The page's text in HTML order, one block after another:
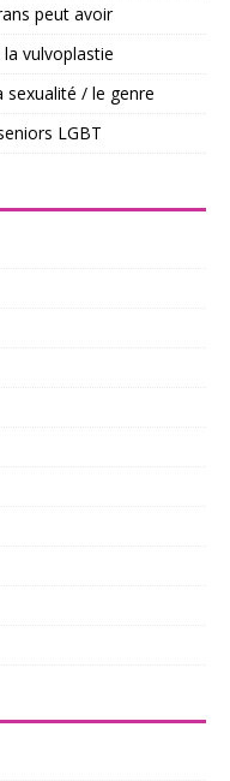
peut avoir
vulvoplastie
/ le genre
LGBT